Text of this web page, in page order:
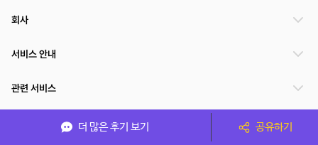
더 많은 후기 보기 공유하기
회사
서비스 안내
관련 서비스